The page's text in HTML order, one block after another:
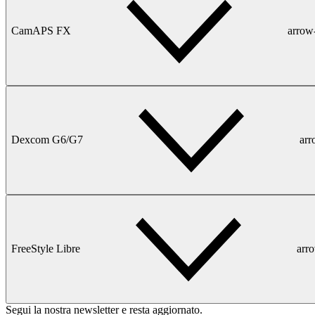
CamAPS FX
Dexcom G6/G7
FreeStyle Libre
Segui la nostra newsletter e resta aggiornato.